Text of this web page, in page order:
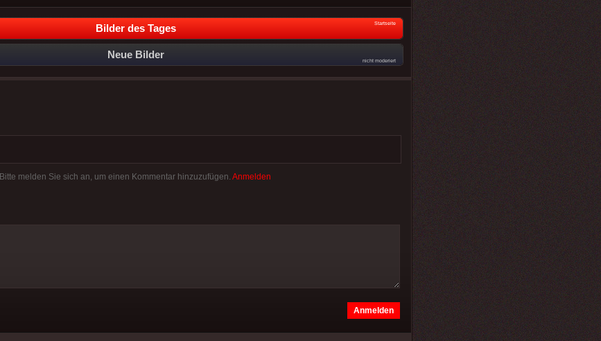
Bilder des Tages Startseite
Neue Bilder
nicht moderiert
Bitte melden Sie sich an, um einen Kommentar hinzuzufügen. Anmelden